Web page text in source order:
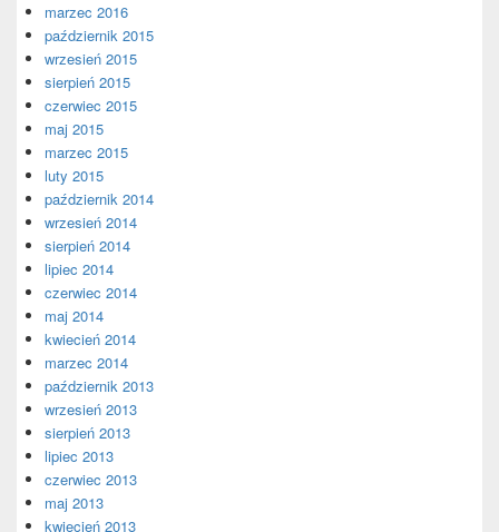
marzec 2016
październik 2015
wrzesień 2015
sierpień 2015
czerwiec 2015
maj 2015
marzec 2015
luty 2015
październik 2014
wrzesień 2014
sierpień 2014
lipiec 2014
czerwiec 2014
maj 2014
kwiecień 2014
marzec 2014
październik 2013
wrzesień 2013
sierpień 2013
lipiec 2013
czerwiec 2013
maj 2013
kwiecień 2013